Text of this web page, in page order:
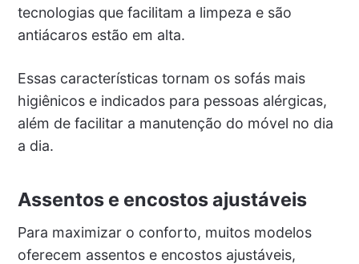
tecnologias que facilitam a limpeza e são
antiácaros estão em alta.
Essas características tornam os sofás mais
higiênicos e indicados para pessoas alérgicas,
além de facilitar a manutenção do móvel no dia
a dia.
Assentos e encostos ajustáveis
Para maximizar o conforto, muitos modelos
oferecem assentos e encostos ajustáveis,